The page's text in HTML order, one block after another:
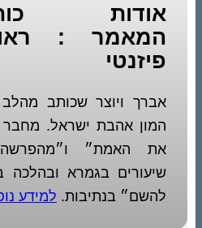
אודות
המאמר :
פיזנטי
אברך ויוצר שכותב
המון אהבת ישראל.
את האמת״ ו״מהפרשה
שיעורים בגמרא
להשם״ בנתיבות. למידע